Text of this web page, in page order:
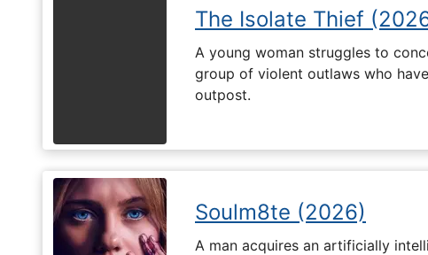
The Isolate Thief
A young woman struggles to
group of violent outlaws who
outpost.
Soulm8te (2026)
A man acquires an artificially